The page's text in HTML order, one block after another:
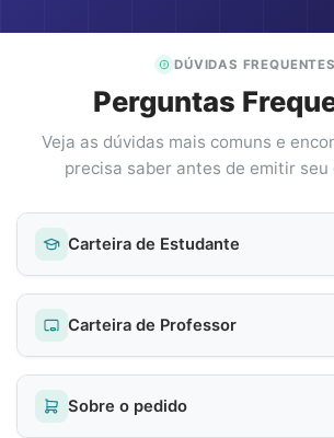
DÚVIDAS FREQUENTES
Perguntas
Veja as dúvidas mais comuns e
precisa saber antes de emitir seu
Carteira de Estudante
Carteira de Professor
Sobre o pedido